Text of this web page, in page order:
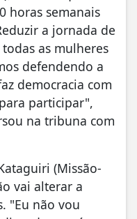
horas semanais
a jornada de
as mulheres
defendendo a
democracia com
participar",
na tribuna com
(Missão-
vai alterar a
"Eu não vou